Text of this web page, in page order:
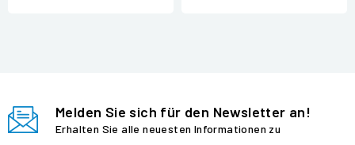
Melden Sie sich für den Newsletter an!
Erhalten Sie alle neuesten Informationen zu